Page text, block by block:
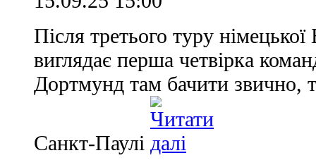
Після третього туру
виглядає перша четвірка
Дортмунд там бачити звично,
Санкт-Паулі